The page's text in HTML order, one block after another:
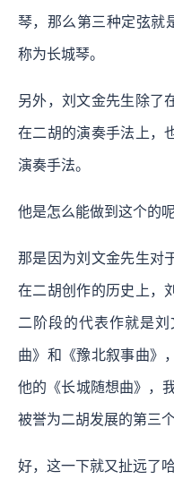
琴，那么第三种定弦就
称为长城琴。
另外，刘文金先生除了
在二胡的演奏手法上，
演奏手法。
他是怎么能做到这个的呢
那是因为刘文金先生对
在二胡创作的历史上，
二阶段的代表作就是
曲》和《豫北叙事曲》
他的《长城随想曲》，
被誉为二胡发展的第三
好，这一下就又扯远了哈